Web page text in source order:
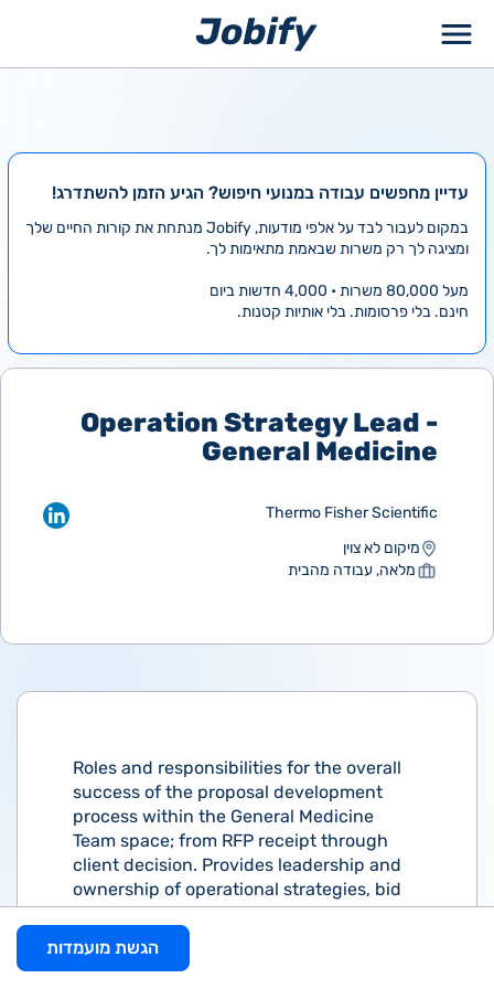
עדיין מחפשים עבודה במנועי חיפוש? הגיע הזמן להשתדרג!
במקום לעבור לבד על אלפי מודעות, Jobify מנתחת את קורות החיים שלך
ומציגה לך רק משרות שבאמת מתאימות לך.
מעל 80,000 משרות • 4,000 חדשות ביום
חינם. בלי פרסומות. בלי אותיות קטנות.
Operation Strategy Lead -
General Medicine
Thermo Fisher Scientific
מיקום לא צוין
מלאה, עבודה מהבית
Roles and responsibilities for the overall
success of the proposal development
process within the General Medicine
Team space; from RFP receipt through
client decision. Provides leadership and
ownership of operational strategies, bid
defense hand=off, and accountability for
all related operational proposal
deliverables, resulting in an increased
הגשת מועמדות